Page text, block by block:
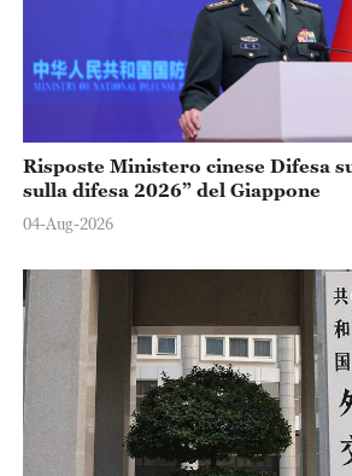
Risposte Ministero cinese Difesa
sulla difesa 2026” del Giappone
04-Aug-2026